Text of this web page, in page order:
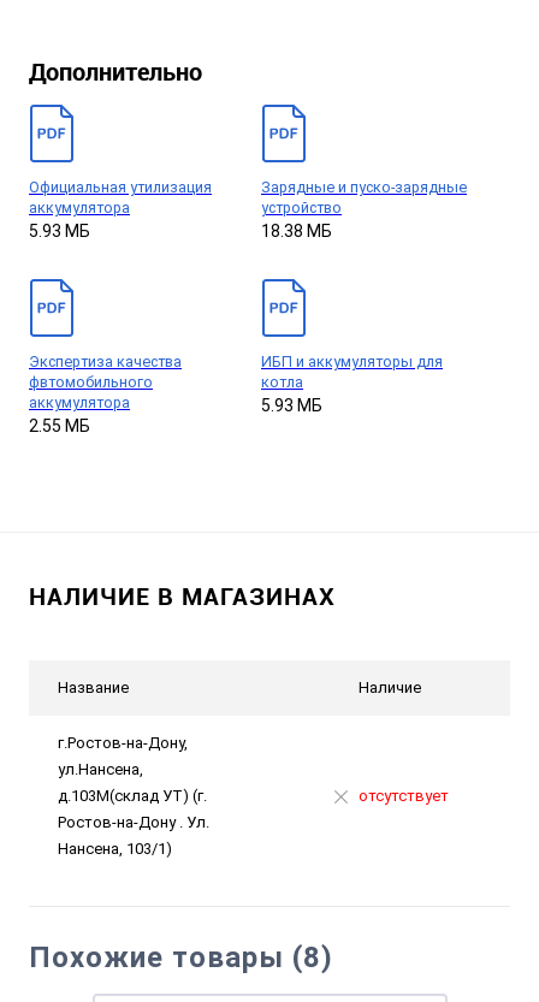
Дополнительно
Официальная утилизация
аккумулятора
5.93 МБ
Зарядные и пуско-зарядные
устройство
18.38 МБ
Экспертиза качества
фвтомобильного
аккумулятора
2.55 МБ
ИБП и аккумуляторы для
котла
5.93 МБ
НАЛИЧИЕ В МАГАЗИНАХ
Название Наличие
г.Ростов-на-Дону,
ул.Нансена,
д.103М(склад УТ) (г.
Ростов-на-Дону . Ул.
Нансена, 103/1)
отсутствует
Похожие товары (8)